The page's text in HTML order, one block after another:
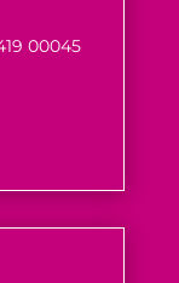
00045